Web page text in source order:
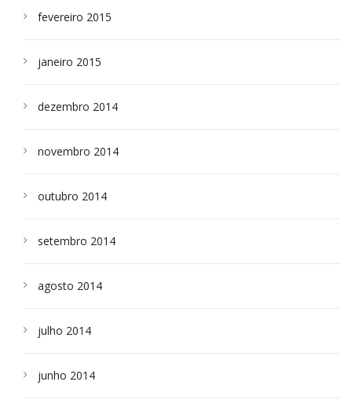
fevereiro 2015
janeiro 2015
dezembro 2014
novembro 2014
outubro 2014
setembro 2014
agosto 2014
julho 2014
junho 2014